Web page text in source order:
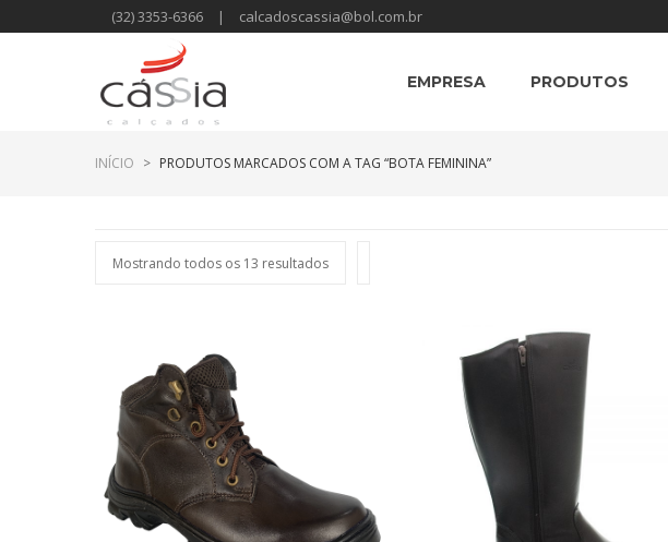
(32) 3353-6366 | calcadoscassia@bol.com.br
EMPRESA PRODUTOS
INÍCIO > PRODUTOS MARCADOS COM A TAG “BOTA FEMININA”
Mostrando todos os 13 resultados